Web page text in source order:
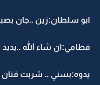
ابو سلطان:زين ..جان
فطامي:ان شاء الله ..يديد
يدوه:بسني .. شربت